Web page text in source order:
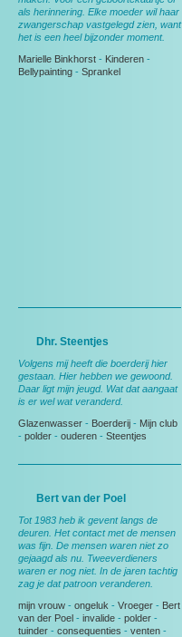
als herinnering. Elke moeder wil haar
zwangerschap vastgelegd zien, want
het is een heel bijzonder moment.
Marielle Binkhorst - Kinderen -
Bellypainting - Sprankel
Dhr. Steentjes
Volgens mij heeft die boerderij hier
gestaan. Hier hebben we gewoond.
Daar ligt mijn jeugd. Wat dat aangaat
is er wel wat veranderd.
Glazenwasser - Boerderij - Mijn club
- polder - ouderen - Steentjes
Bert van der Poel
Tot 1983 heb ik gevent langs de
deuren. Het contact met de mensen
was fijn. De mensen waren niet zo
gejaagd als nu. Tweeverdieners
waren er nog niet. In de jaren tachtig
zag je dat patroon veranderen.
mijn vrouw - ongeluk - Vroeger - Bert
van der Poel - invalide - polder -
tuinder - consequenties - venten -